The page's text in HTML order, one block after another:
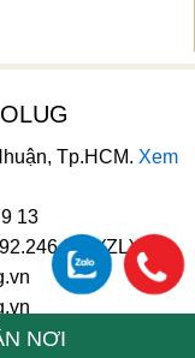
NƠI
Tp.HCM. Xem
13
(ZL)